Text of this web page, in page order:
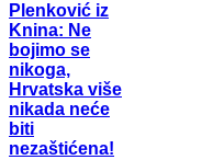
Plenković iz
Knina: Ne
bojimo se
nikoga,
Hrvatska više
nikada neće
biti
nezaštićena!